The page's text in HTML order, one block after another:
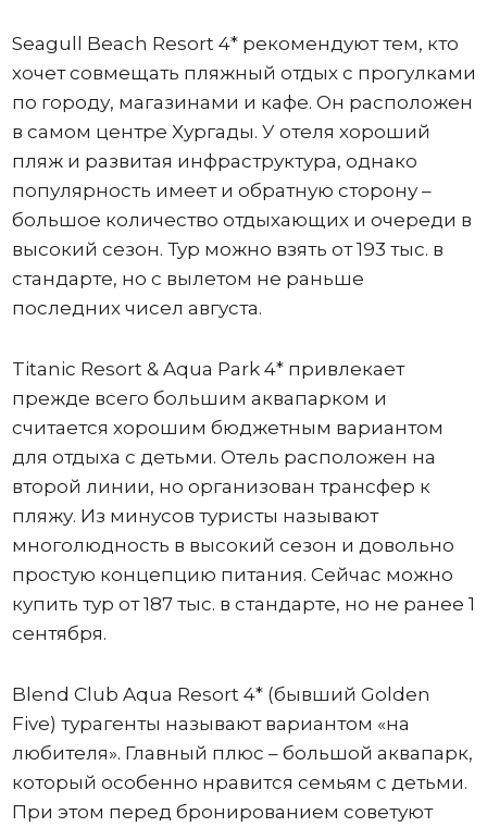
Seagull Beach Resort 4* рекомендуют тем, кто
хочет совмещать пляжный отдых с прогулками
по городу, магазинами и кафе. Он расположен
в самом центре Хургады. У отеля хороший
пляж и развитая инфраструктура, однако
популярность имеет и обратную сторону –
большое количество отдыхающих и очереди в
высокий сезон. Тур можно взять от 193 тыс. в
стандарте, но с вылетом не раньше
последних чисел августа.
Titanic Resort & Aqua Park 4* привлекает
прежде всего большим аквапарком и
считается хорошим бюджетным вариантом
для отдыха с детьми. Отель расположен на
второй линии, но организован трансфер к
пляжу. Из минусов туристы называют
многолюдность в высокий сезон и довольно
простую концепцию питания. Сейчас можно
купить тур от 187 тыс. в стандарте, но не ранее 1
сентября.
Blend Club Aqua Resort 4* (бывший Golden
Five) турагенты называют вариантом «на
любителя». Главный плюс – большой аквапарк,
который особенно нравится семьям с детьми.
При этом перед бронированием советуют